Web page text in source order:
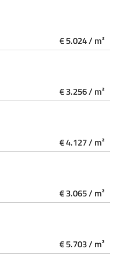
€ 5.024 / m²
€ 3.256 / m²
€ 4.127 / m²
€ 3.065 / m²
€ 5.703 / m²